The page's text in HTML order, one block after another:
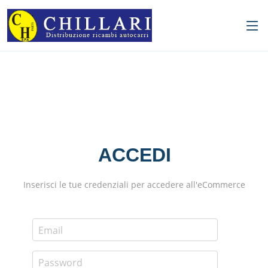
ACCEDI
Inserisci le tue credenziali per accedere all'eCommerce
Email
Password